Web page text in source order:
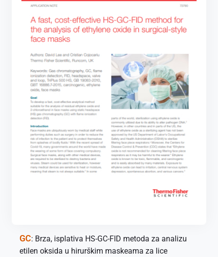
GC: Brza, isplativa HS-GC-FID metoda za analizu
etilen oksida u hirurškim maskeama za lice